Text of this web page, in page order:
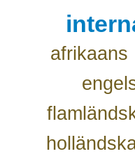
afrikaans